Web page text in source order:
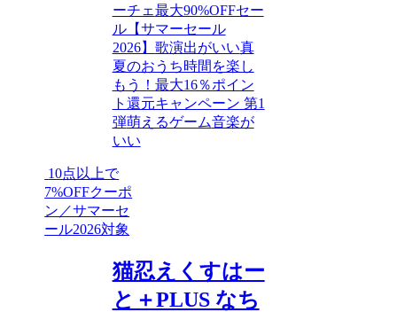
ーチェ最大90%OFFセー
ル【サマーセール
2026】 歌演出がいい真
夏のおうち時間を楽し
もう！最大16％ポイン
ト還元キャンペーン 第1
弾萌えるゲーム音楽が
いい
10点以上で
7%OFFクーポ
ン／サマーセ
ール2026対象
猫忍えくすはー
と＋PLUS なち